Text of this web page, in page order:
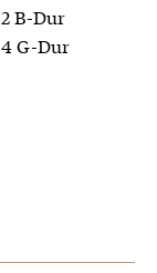
B-Dur
G-Dur